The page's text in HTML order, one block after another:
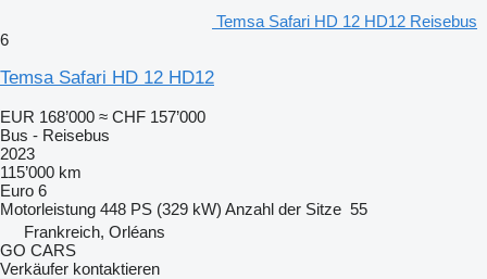
Temsa Safari HD 12 HD12 Reisebus
6
Temsa Safari HD 12 HD12
EUR 168’000 ≈ CHF 157’000
Bus - Reisebus
2023
115’000 km
Euro 6
Motorleistung 448 PS (329 kW) Anzahl der Sitze 55
Frankreich, Orléans
GO CARS
Verkäufer kontaktieren